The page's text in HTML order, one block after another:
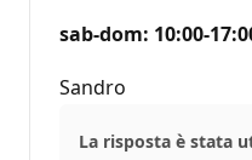
sab-dom: 10:00-
Sandro
La risposta è stata